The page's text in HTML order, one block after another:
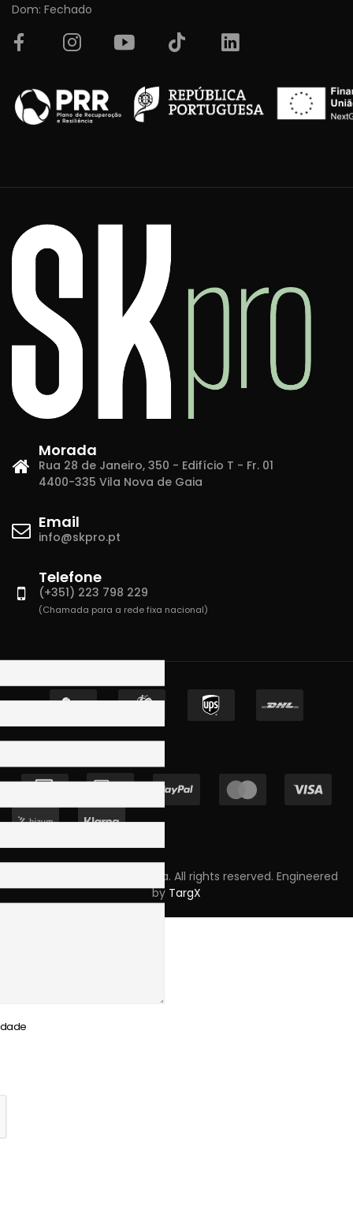
Dom: Fechado
Morada
Rua 28 de Janeiro, 350 - Edifício T - Fr. 01
4400-335 Vila Nova de Gaia
Email
info@skpro.pt
Telefone
(+351) 223 798 229
(Chamada para a rede fixa nacional)
Copyright © 2023 Skpro, Lda. All rights reserved. Engineered
by TargX